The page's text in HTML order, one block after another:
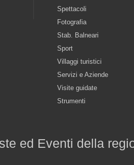
Spettacoli
Fotografia
Stab. Balneari
Sport
Villaggi turistici
Servizi e Aziende
Visite guidate
Strumenti
ed Eventi della